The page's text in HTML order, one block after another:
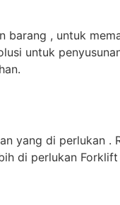
, untuk
untuk
yang di perlukan .
di perlukan